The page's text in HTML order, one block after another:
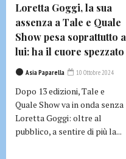
Loretta Goggi, la sua
assenza a Tale e Quale
Show pesa soprattutto a
lui: ha il cuore spezzato
Asia Paparella 10 Ottobre 2024
Dopo 13 edizioni, Tale e
Quale Show va in onda senza
Loretta Goggi: oltre al
pubblico, a sentire di più la...